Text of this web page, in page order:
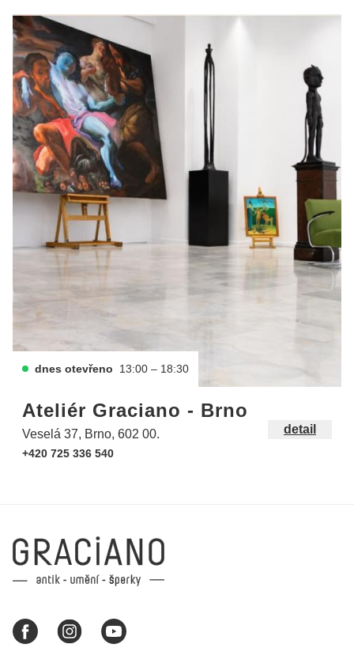
dnes otevřeno 13:00 – 18:30
Ateliér Graciano - Brno
Veselá 37, Brno, 602 00.
+420 725 336 540
detail